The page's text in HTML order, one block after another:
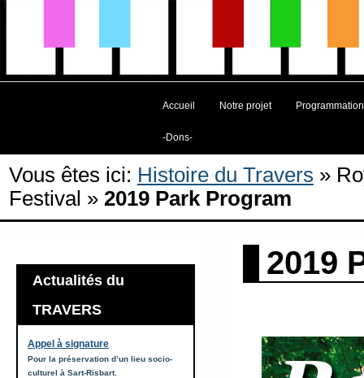
Accueil Notre projet Programmation
-Dons-
Vous êtes ici: Histoire du Travers »
Festival » 2019 Park Program
Actualités du
TRAVERS
Appel à signature
Pour la préservation d’un lieu socio-
culturel à Sart-Risbart.
2019